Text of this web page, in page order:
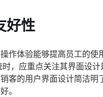
好性
作体验能够提高员工的使
，应重点关注其界面设
客的用户界面设计简洁明
。